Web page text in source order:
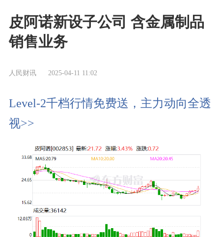
皮阿诺新设子公司 含金属制品
销售业务
人民财讯 2025-04-11 11:02
Level-2千档行情免费送，主力动向全透
视>>